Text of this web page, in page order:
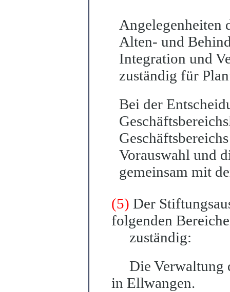
Angelegenheiten
Alten- und
Integration und
zuständig für
Bei der
Vorauswahl und
gemeinsam mit
(5)Der
folgenden
zuständig:
Die Verwaltung
in Ellwangen.